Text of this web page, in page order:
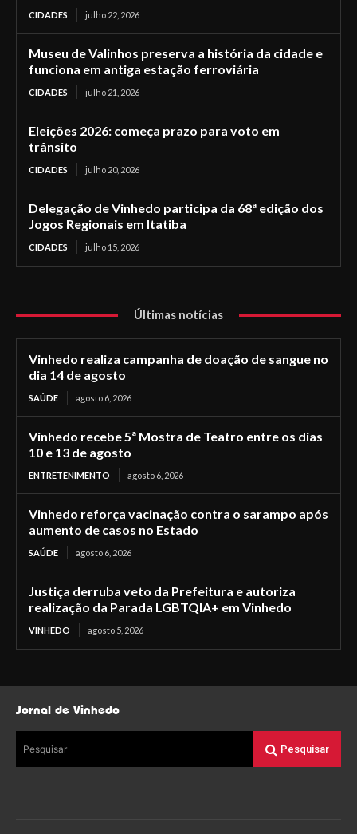
CIDADES julho 22, 2026
Museu de Valinhos preserva a história da cidade e
funciona em antiga estação ferroviária
CIDADES julho 21, 2026
Eleições 2026: começa prazo para voto em
trânsito
CIDADES julho 20, 2026
Delegação de Vinhedo participa da 68ª edição dos
Jogos Regionais em Itatiba
CIDADES julho 15, 2026
Últimas notícias
Vinhedo realiza campanha de doação de sangue no
dia 14 de agosto
SAÚDE agosto 6, 2026
Vinhedo recebe 5ª Mostra de Teatro entre os dias
10 e 13 de agosto
ENTRETENIMENTO agosto 6, 2026
Vinhedo reforça vacinação contra o sarampo após
aumento de casos no Estado
SAÚDE agosto 6, 2026
Justiça derruba veto da Prefeitura e autoriza
realização da Parada LGBTQIA+ em Vinhedo
VINHEDO agosto 5, 2026
Jornal de Vinhedo
Pesquisar Pesquisar